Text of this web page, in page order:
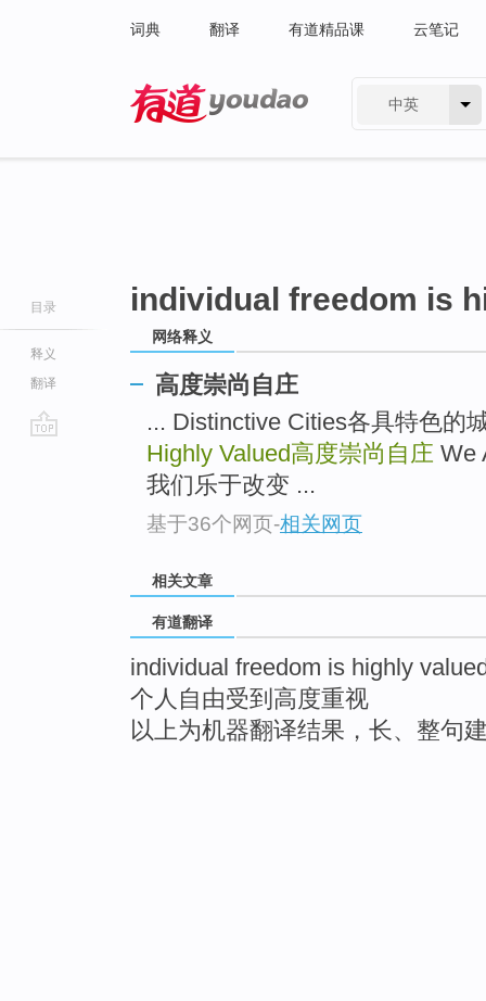
词典 翻译 有道精品课 云笔记
中英
目录
释义
翻译
individual freedom is
网络释义
高度崇尚自庄
... Distinctive Cities各具特色的
Highly Valued高度崇尚自庄 We
我们乐于改变 ...
基于36个网页-相关网页
相关文章
有道翻译
individual freedom is highly
个人自由受到高度重视
以上为机器翻译结果，长、整句